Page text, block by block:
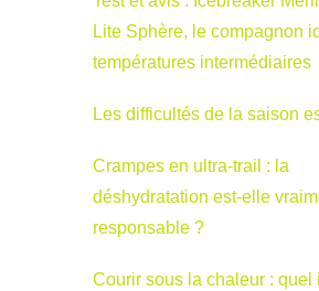
Lite Sphère, le compagnon
températures intermédiaires
Les difficultés de la saison
Crampes en ultra-trail : la
déshydratation est-elle
responsable ?
Courir sous la chaleur : quel